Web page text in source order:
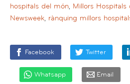
hospitals del món, Millors
Newsweek, rànquing millors
Facebook Twitter
Whatsapp Email